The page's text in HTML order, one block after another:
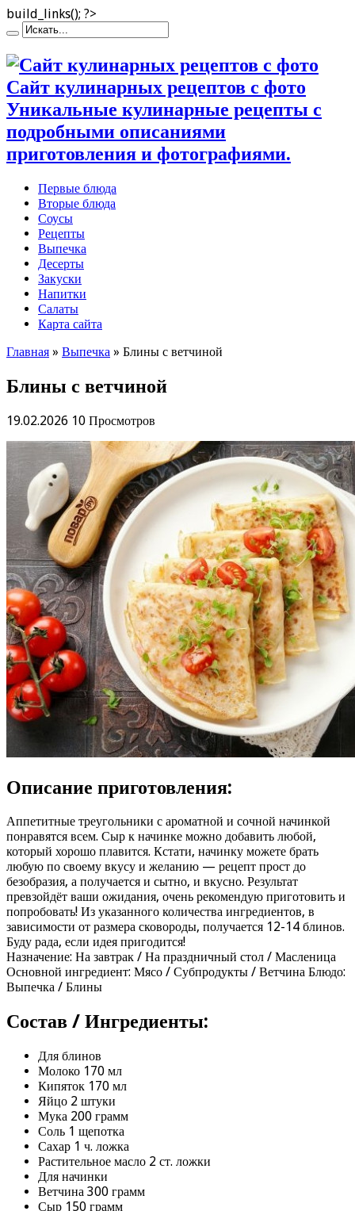
build_links(); ?>
Сайт кулинарных рецептов с фото
Уникальные кулинарные рецепты с
подробными описаниями
приготовления и фотографиями.
Первые блюда
Вторые блюда
Соусы
Рецепты
Выпечка
Десерты
Закуски
Напитки
Салаты
Карта сайта
Главная » Выпечка » Блины с ветчиной
Блины с ветчиной
19.02.2026 10 Просмотров
Описание приготовления:
Аппетитные треугольники с ароматной и сочной начинкой
понравятся всем. Сыр к начинке можно добавить любой,
который хорошо плавится. Кстати, начинку можете брать
любую по своему вкусу и желанию — рецепт прост до
безобразия, а получается и сытно, и вкусно. Результат
превзойдёт ваши ожидания, очень рекомендую приготовить и
попробовать! Из указанного количества ингредиентов, в
зависимости от размера сковороды, получается 12-14 блинов.
Буду рада, если идея пригодится!
Назначение: На завтрак / На праздничный стол / Масленица
Основной ингредиент: Мясо / Субпродукты / Ветчина Блюдо:
Выпечка / Блины
Состав / Ингредиенты:
Для блинов
Молоко 170 мл
Кипяток 170 мл
Яйцо 2 штуки
Мука 200 грамм
Соль 1 щепотка
Сахар 1 ч. ложка
Растительное масло 2 ст. ложки
Для начинки
Ветчина 300 грамм
Сыр 150 грамм